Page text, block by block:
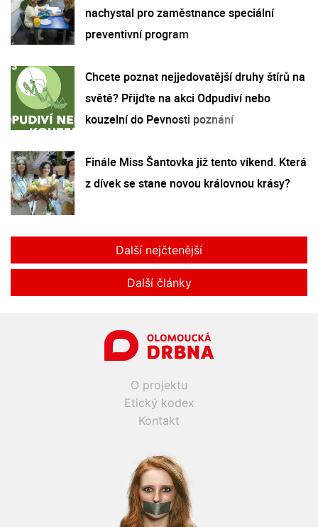
nachystal pro zaměstnance speciální
preventivní program
Chcete poznat nejjedovatější druhy štírů na
světě? Přijďte na akci Odpudiví nebo
kouzelní do Pevnosti poznání
Finále Miss Šantovka již tento víkend. Která
z dívek se stane novou královnou krásy?
Další nejčtenější
Další články
O projektu
Etický kodex
Kontakt